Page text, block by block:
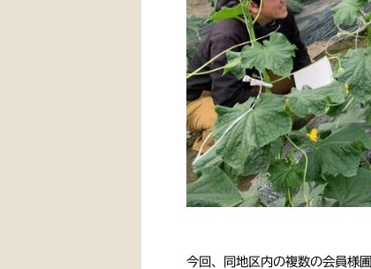
今回、同地区内の複数の会員様